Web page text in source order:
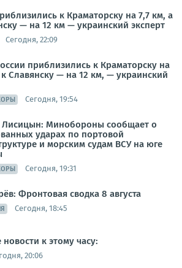
к Краматорску на 7,7 км, а
— на 12 км — украинский эксперт
Сегодня, 22:09
приблизились к Краматорску на
к Славянску — на 12 км, — украинский
Сегодня, 19:54
Лисицын: Минобороны сообщает о
ударах по портовой
и морским судам ВСУ на юге
Сегодня, 19:31
Фронтовая сводка 8 августа
Сегодня, 18:45
новости к этому часу:
20:06